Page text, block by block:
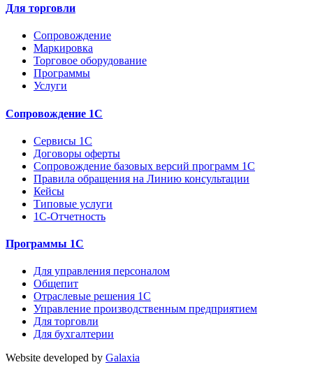
Для торговли
Сопровождение
Маркировка
Торговое оборудование
Программы
Услуги
Сопровождение 1С
Сервисы 1С
Договоры оферты
Сопровождение базовых версий программ 1С
Правила обращения на Линию консультации
Кейсы
Типовые услуги
1С-Отчетность
Программы 1С
Для управления персоналом
Общепит
Отраслевые решения 1С
Управление производственным предприятием
Для торговли
Для бухгалтерии
Website developed by Galaxia